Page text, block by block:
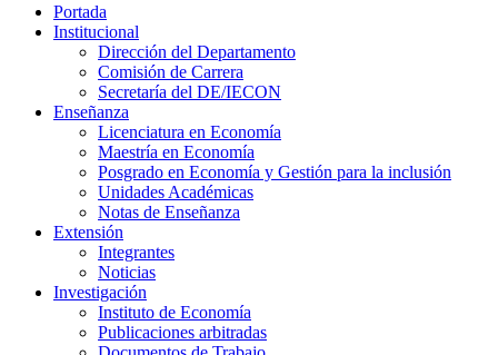
Portada
Institucional
Dirección del Departamento
Comisión de Carrera
Secretaría del DE/IECON
Enseñanza
Licenciatura en Economía
Maestría en Economía
Posgrado en Economía y Gestión para la inclusión
Unidades Académicas
Notas de Enseñanza
Extensión
Integrantes
Noticias
Investigación
Instituto de Economía
Publicaciones arbitradas